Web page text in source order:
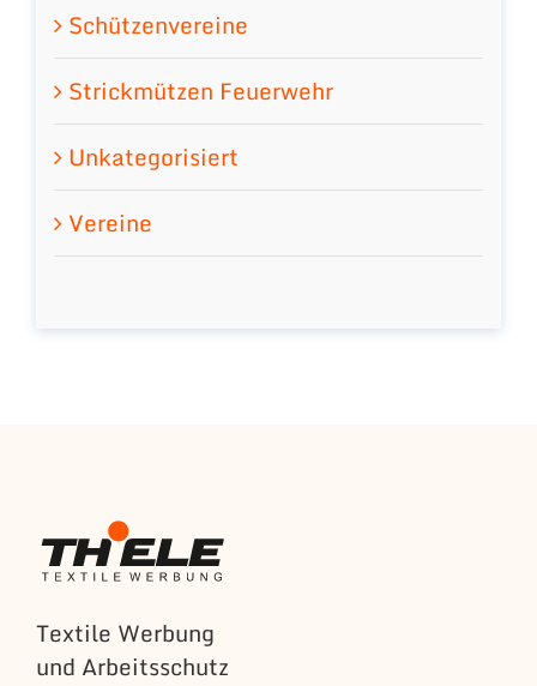
Schützenvereine
Strickmützen Feuerwehr
Unkategorisiert
Vereine
Textile Werbung
und Arbeitsschutz